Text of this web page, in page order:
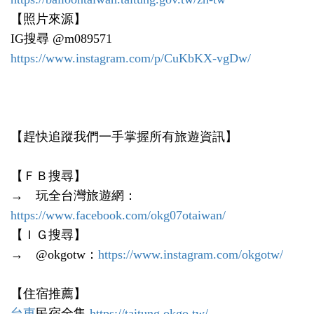
【照片來源】
IG搜尋 @m089571
https://www.instagram.com/p/CuKbKX-vgDw/
【趕快追蹤我們一手掌握所有旅遊資訊】
【ＦＢ搜尋】
→ 玩全台灣旅遊網：
https://www.facebook.com/okg07otaiwan/
【ＩＧ搜尋】
→ @okgotw： https://www.instagram.com/okgotw/
【住宿推薦】